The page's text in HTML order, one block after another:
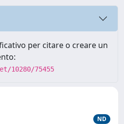
per citare o creare un
10280/75455
ND